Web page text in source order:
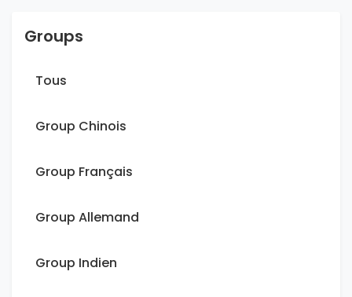
Groups
Tous
Group Chinois
Group Français
Group Allemand
Group Indien